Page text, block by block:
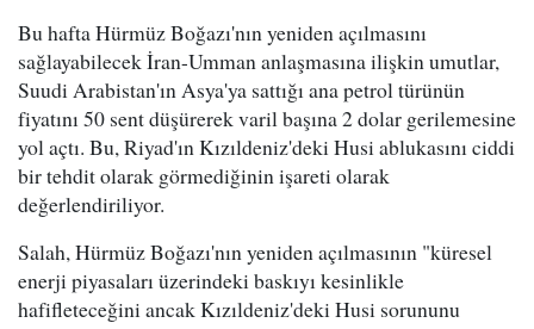
Bu hafta Hürmüz Boğazı'nın yeniden açılmasını
sağlayabilecek İran-Umman anlaşmasına ilişkin umutlar,
Suudi Arabistan'ın Asya'ya sattığı ana petrol türünün
fiyatını 50 sent düşürerek varil başına 2 dolar gerilemesine
yol açtı. Bu, Riyad'ın Kızıldeniz'deki Husi ablukasını ciddi
bir tehdit olarak görmediğinin işareti olarak
değerlendiriliyor.
Salah, Hürmüz Boğazı'nın yeniden açılmasının "küresel
enerji piyasaları üzerindeki baskıyı kesinlikle
hafifleteceğini ancak Kızıldeniz'deki Husi sorununu